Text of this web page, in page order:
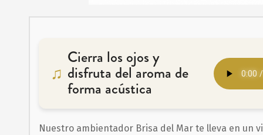
Cierra los ojos y
disfruta del aroma de
forma acústica
Nuestro ambientador Brisa del Mar te lleva en un